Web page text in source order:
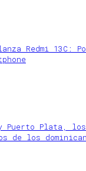
Redmi 13C:
y Puerto Plata,
de los